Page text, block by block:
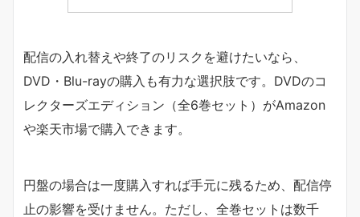
配信の入れ替えや終了のリスクを避けたいなら、
DVD・Blu-rayの購入も有力な選択肢です。DVDのコ
レクターズエディション（全6巻セット）がAmazon
や楽天市場で購入できます。
円盤の場合は一度購入すれば手元に残るため、配信停
止の影響を受けません。ただし、全巻セットは数千